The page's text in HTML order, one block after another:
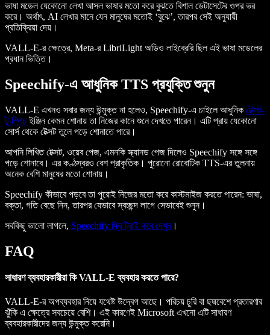
ভাষা মডেল যেকোনো লেখা আসল ভাষার মতো করে বুঝতে বিশাল ডেটাসেটের ওপর ভর
করে। অর্থাৎ, AI লেখার মানে যেন মানুষের মতোই ‘বুঝে’, তারপর সেই অনুযায়ী
প্রতিক্রিয়া দেয়।
VALL-E-র ক্ষেত্রে, Meta-র LibriLight অডিও লাইব্রেরি ছিল এই ভাষা মডেলের
প্রধান ভিত্তি।
Speechify-এ আধুনিক TTS প্রযুক্তি শুনুন
VALL-E এখনও সবার জন্য উন্মুক্ত না হলেও, Speechify-এ চাইলে আধুনিক টেক্সট-
টু-স্পিচইঞ্জিন কেমন শোনায় তা নিজের কানে শুনে দেখতে পারেন। এটি প্রায় যেকোনো
সোর্স থেকে টেক্সট তুলে পড়ে শোনাতে পারে।
আপনি লিখিত টেক্সট, ওয়েব পেজ, এমনকি স্ক্যানড পেজ দিলেও Speechify সঙ্গে সঙ্গে
পড়ে শোনাবে। এর কণ্ঠস্বরও বেশ প্রাকৃতিক। পুরোনো রোবোটিক TTS-এর তুলনায়
অনেক বেশি মানুষের মতো শোনায়।
Speechify কীভাবে পড়বে তা পুরোই নিজের মতো করে কাস্টমাইজ করতে পারেন: ভাষা,
বক্তা, গতি বেছে নিন, তারপর যেভাবে স্বচ্ছন্দ লাগে সেভাবেই শুনুন।
সবকিছু ভালো লাগলে, Speechify ফ্রি ট্রাই করে দেখুন।
FAQ
সাধারণ ব্যবহারকারীরা কি VALL-E ব্যবহার করতে পারে?
VALL-E-র অপব্যবহার নিয়ে যথেষ্ট উদ্বেগ আছে। পরিচয় চুরি বা ছদ্মবেশে প্রতারণার
ঝুঁকি এ ক্ষেত্রে সবচেয়ে বেশি। এই কারণেই Microsoft এখনো এটি সাধারণ
ব্যবহারকারীদের জন্য উন্মুক্ত করেনি।